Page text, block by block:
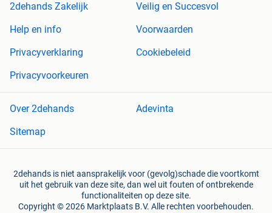
2dehands Zakelijk
Veilig en Succesvol
Help en info
Voorwaarden
Privacyverklaring
Cookiebeleid
Privacyvoorkeuren
Over 2dehands
Adevinta
Sitemap
2dehands is niet aansprakelijk voor (gevolg)schade die voortkomt
uit het gebruik van deze site, dan wel uit fouten of ontbrekende
functionaliteiten op deze site.
Copyright © 2026 Marktplaats B.V. Alle rechten voorbehouden.